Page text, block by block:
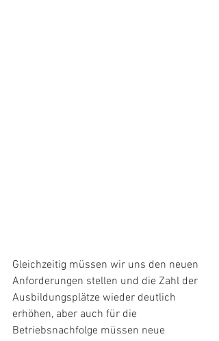
Gleichzeitig müssen wir uns den neuen
Anforderungen stellen und die Zahl der
Ausbildungsplätze wieder deutlich
erhöhen, aber auch für die
Betriebsnachfolge müssen neue